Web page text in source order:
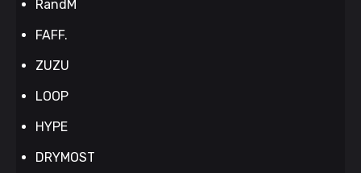
RandM
FAFF.
ZUZU
LOOP
HYPE
DRYMOST